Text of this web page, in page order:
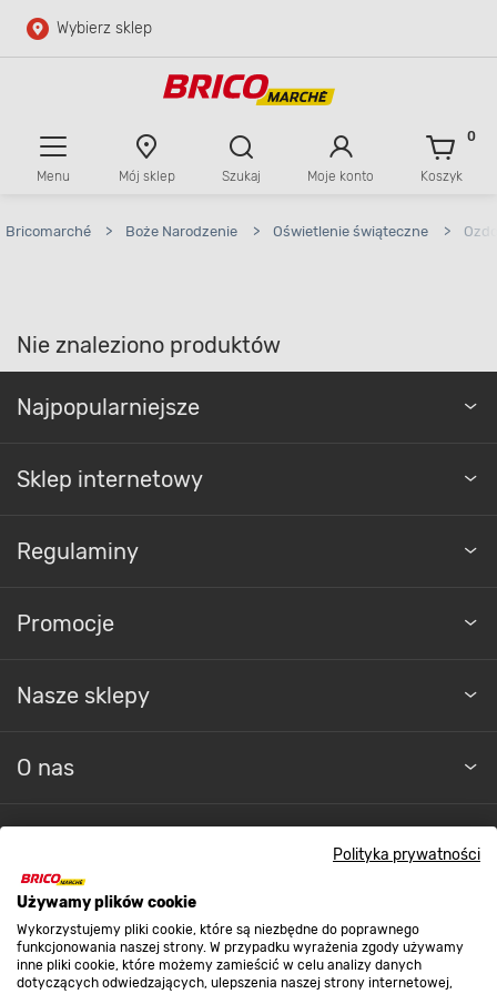
Polityka prywatności
Używamy plików cookie
Wykorzystujemy pliki cookie, które są niezbędne do poprawnego
funkcjonowania naszej strony. W przypadku wyrażenia zgody używamy
inne pliki cookie, które możemy zamieścić w celu analizy danych
dotyczących odwiedzających, ulepszenia naszej strony internetowej,
Przejdź do głównej zawartości
Wybierz sklep
Menu Mój sklep Szukaj Moje konto Koszyk
0
Bricomarché > Boże Narodzenie > Oświetlenie świąteczne >
Nie znaleziono produktów
Najpopularniejsze
Sklep internetowy
Regulaminy
Promocje
Nasze sklepy
O nas
Strefa biznesu